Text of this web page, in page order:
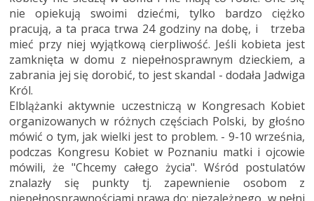
nie opiekują swoimi dziećmi, tylko bardzo ciężko
pracują, a ta praca trwa 24 godziny na dobę, i trzeba
mieć przy niej wyjątkową cierpliwość. Jeśli kobieta jest
zamknięta w domu z niepełnosprawnym dzieckiem, a
zabrania jej się dorobić, to jest skandal - dodała Jadwiga
Król.
Elblążanki aktywnie uczestniczą w Kongresach Kobiet
organizowanych w różnych częściach Polski, by głośno
mówić o tym, jak wielki jest to problem. - 9-10 września,
podczas Kongresu Kobiet w Poznaniu matki i ojcowie
mówili, że "Chcemy całego życia". Wśród postulatów
znalazły się punkty tj. zapewnienie osobom z